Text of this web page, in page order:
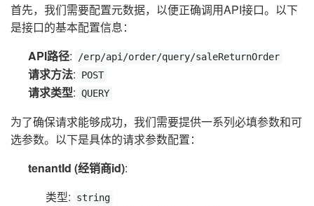
首先，我们需要配置元数据，以便正确调用API接口。以下
是接口的基本配置信息：
API路径: /erp/api/order/query/saleReturnOrder
请求方法: POST
请求类型: QUERY
为了确保请求能够成功，我们需要提供一系列必填参数和可
选参数。以下是具体的请求参数配置：
tenantId (经销商id):
类型:
string